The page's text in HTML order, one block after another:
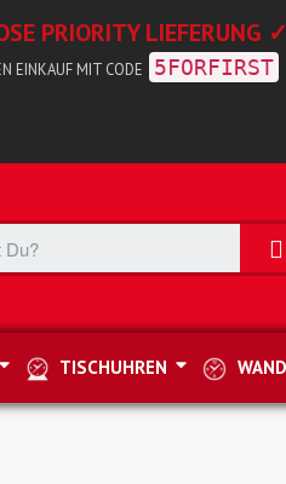
PRIORITY LIEFERUNG ✓
EINKAUF MIT CODE 5FORFIRST
TISCHUHREN